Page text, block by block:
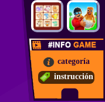
categoría
instrucción